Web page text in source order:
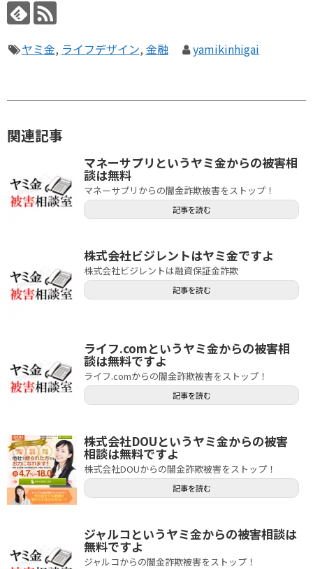
ヤミ金, ライフデザイン, 金融 yamikinhigai
関連記事
マネーサプリというヤミ金からの被害相
談は無料
マネーサプリからの闇金詐欺被害をストップ！
記事を読む
株式会社ビジレントはヤミ金ですよ
株式会社ビジレントは融資保証金詐欺
記事を読む
ライフ.comというヤミ金からの被害相
談は無料ですよ
ライフ.comからの闇金詐欺被害をストップ！
記事を読む
株式会社DOUというヤミ金からの被害
相談は無料ですよ
株式会社DOUからの闇金詐欺被害をストップ！
記事を読む
ジャルコというヤミ金からの被害相談は
無料ですよ
ジャルコからの闇金詐欺被害をストップ！